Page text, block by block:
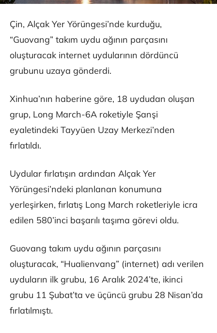
Çin, Alçak Yer Yörüngesi’nde kurduğu,
“Guovang” takım uydu ağının parçasını
oluşturacak internet uydularının dördüncü
grubunu uzaya gönderdi.
Xinhua’nın haberine göre, 18 uydudan oluşan
grup, Long March-6A roketiyle Şanşi
eyaletindeki Tayyüen Uzay Merkezi’nden
fırlatıldı.
Uydular fırlatışın ardından Alçak Yer
Yörüngesi’ndeki planlanan konumuna
yerleşirken, fırlatış Long March roketleriyle icra
edilen 580’inci başarılı taşıma görevi oldu.
Guovang takım uydu ağının parçasını
oluşturacak, “Hualienvang” (internet) adı verilen
uyduların ilk grubu, 16 Aralık 2024’te, ikinci
grubu 11 Şubat’ta ve üçüncü grubu 28 Nisan’da
fırlatılmıştı.